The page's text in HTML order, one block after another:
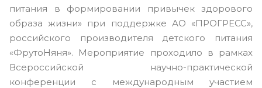
питания в формировании привычек здорового
образа жизни» при поддержке АО «ПРОГРЕСС»,
российского производителя детского питания
«ФрутоНяня». Мероприятие проходило в рамках
Всероссийской научно-практической
конференции с международным участием